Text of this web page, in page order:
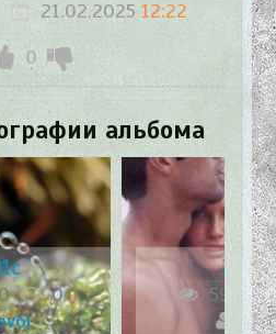
21.02.2025 12:22
0
альбома
0
598